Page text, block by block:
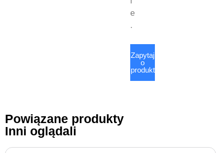
e
.
Zapytaj
o
produkt
Powiązane produkty
Inni oglądali